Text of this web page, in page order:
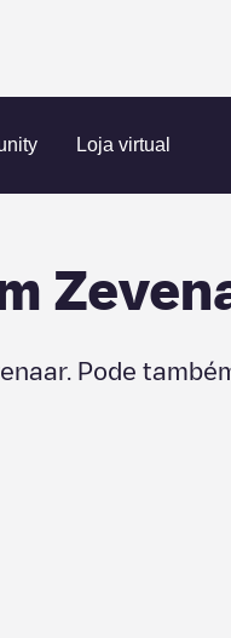
Loja virtual
. Pode